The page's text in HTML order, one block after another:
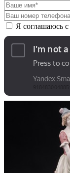
Я соглашаюсь с